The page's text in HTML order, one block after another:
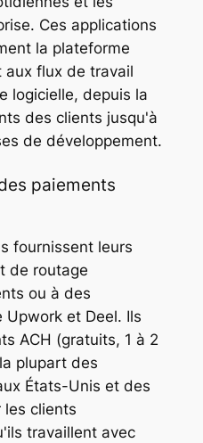
Ces applications
la plateforme
flux de travail
logicielle, depuis la
des clients jusqu'à
de développement.
paiements
fournissent leurs
de routage
ou à des
et Deel. Ils
ACH (gratuits, 1 à 2
plupart des
États-Unis et des
les clients
travaillent avec